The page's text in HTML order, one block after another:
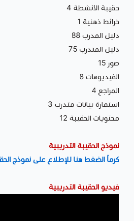
حقيبة الأنشطة 4
خرائط ذهنية 1
دليل المدرب 88
دليل المتدرب 75
صور 15
الفيديوهات 8
المراجع 4
استمارة بيانات متدرب 3
محتويات الحقيبة 12
نموذج الحقيبة التدريبية
كرماُ الضغط هنا للإطلاع على نموذج
فيديو الحقيبة التدريبية